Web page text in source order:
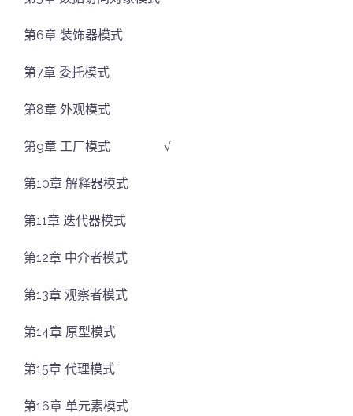
第6章 装饰器模式
第7章 委托模式
第8章 外观模式
第9章 工厂模式 √
第10章 解释器模式
第11章 迭代器模式
第12章 中介者模式
第13章 观察者模式
第14章 原型模式
第15章 代理模式
第16章 单元素模式